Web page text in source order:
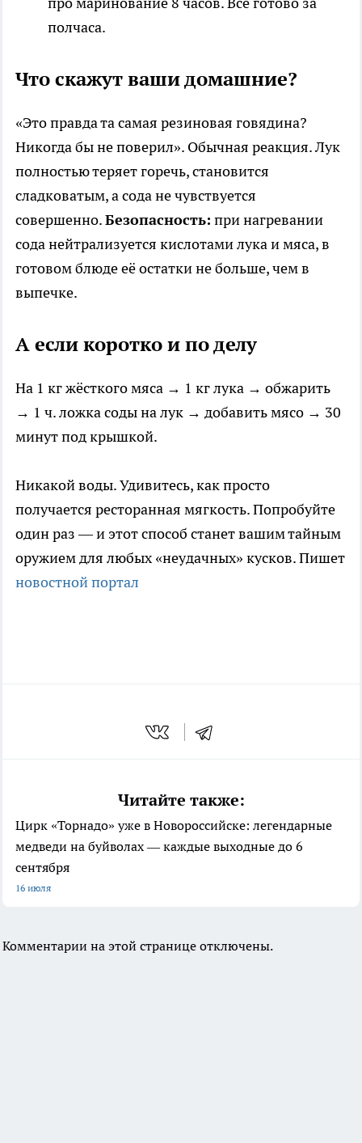
полчаса.
Что скажут ваши домашние?
«Это правда та самая резиновая говядина?
Никогда бы не поверил». Обычная реакция. Лук
полностью теряет горечь, становится
сладковатым, а сода не чувствуется
совершенно.Безопасность: при нагревании
сода нейтрализуется кислотами лука и мяса, в
готовом блюде её остатки не больше, чем в
выпечке.
А если коротко и по делу
На 1 кг жёсткого мяса → 1 кг лука → обжарить
→ 1 ч. ложка соды на лук → добавить мясо → 30
минут под крышкой.
Никакой воды. Удивитесь, как просто
получается ресторанная мягкость. Попробуйте
один раз — и этот способ станет вашим тайным
оружием для любых «неудачных» кусков. Пишет
новостной портал
Читайте также:
Цирк «Торнадо» уже в Новороссийске: легендарные
медведи на буйволах — каждые выходные до 6
сентября
16 июля
Комментарии на этой странице отключены.